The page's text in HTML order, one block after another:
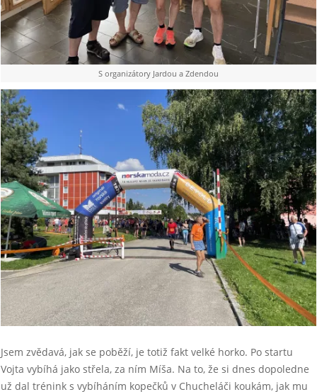
S organizátory Jardou a Zdendou
Jsem zvědavá, jak se poběží, je totiž fakt velké horko. Po startu
Vojta vybíhá jako střela, za ním Míša. Na to, že si dnes dopoledne
už dal trénink s vybíháním kopečků v Chucheláči koukám, jak mu